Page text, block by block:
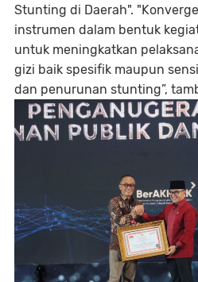
Stunting di Daerah".
instrumen dalam bentuk
untuk meningkatkan
gizi baik spesifik maupun
dan penurunan stunting”,